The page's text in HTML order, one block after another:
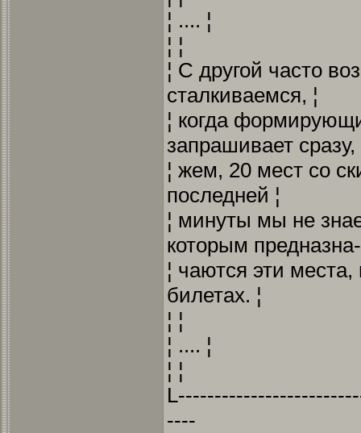
¦ .... ¦
¦ ¦
¦ С другой часто
сталкиваемся, ¦
¦ когда
запрашивает сразу,
¦ жем, 20 мест со
последней ¦
¦ минуты мы не
которым предназна-
¦ чаются эти
билетах. ¦
¦ ¦
¦ .... ¦
¦ ¦
----